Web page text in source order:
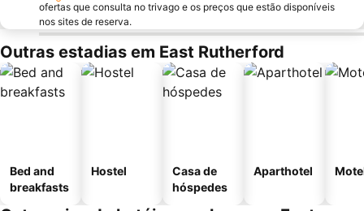
ofertas que consulta no trivago e os preços que estão disponíveis
nos sites de reserva.
Outras estadias em East Rutherford
Bed and
breakfasts
Hostel
Casa de
hóspedes
Aparthotel